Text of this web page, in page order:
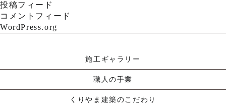
投稿フィード
コメントフィード
WordPress.org
施工ギャラリー
職人の手業
くりやま建築のこだわり